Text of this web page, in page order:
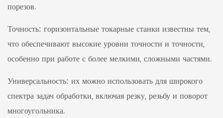
порезов.
Точность: горизонтальные токарные станки известны тем,
что обеспечивают высокие уровни точности и точности,
особенно при работе с более мелкими, сложными частями.
Универсальность: их можно использовать для широкого
спектра задач обработки, включая резку, резьбу и поворот
многоугольника.